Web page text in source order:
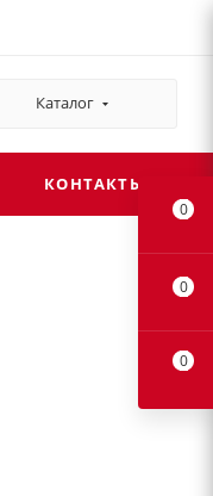
Каталог
КОНТАКТЫ
0
0
0